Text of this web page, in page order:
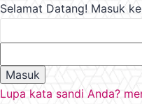
Selamat Datang! Masuk
Lupa kata sandi Anda?